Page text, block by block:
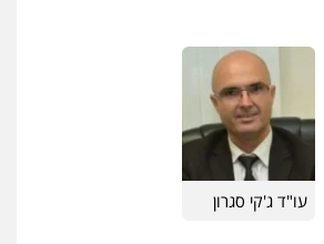
עו"ד ג'קי סגרון
רונן בנדל
פלילי פשיעה חמורה
מזר – משרד עורכי דין
מעצרים וחקירות